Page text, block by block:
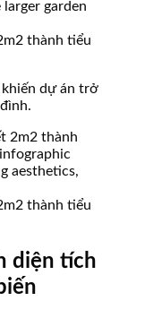
thành tiểu
dự án trở
thành tiểu
diện tích